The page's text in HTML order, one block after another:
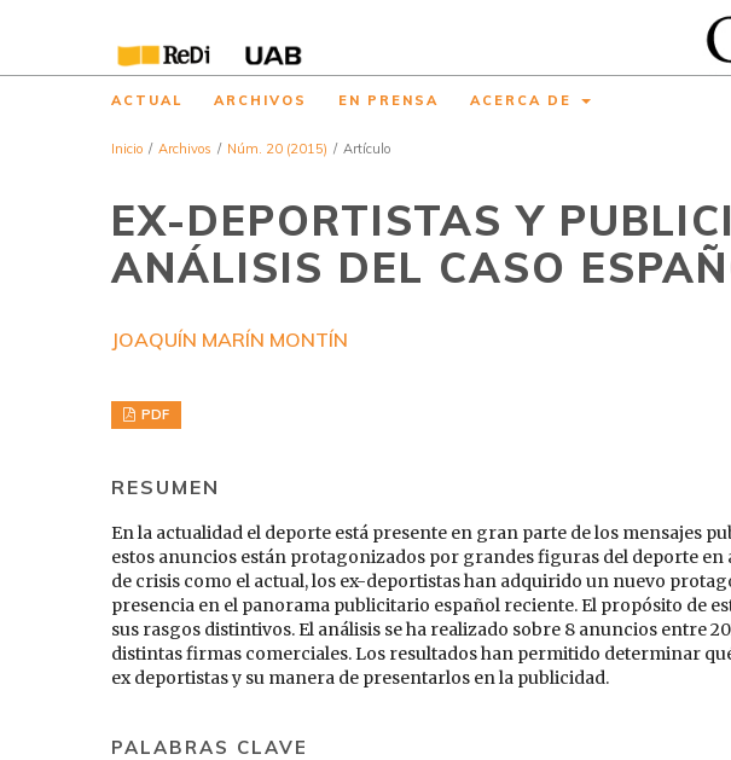
ACTUAL ARCHIVOS EN PRENSA ACERCA DE
Inicio / Archivos / Núm. 20 (2015) / Artículo
EX-DEPORTISTAS Y
ANÁLISIS DEL CASO
JOAQUÍN MARÍN MONTÍN
PDF
RESUMEN
En la actualidad el deporte está presente en gran parte de los mensajes
estos anuncios están protagonizados por grandes figuras del deporte en
de crisis como el actual, los ex-deportistas han adquirido un nuevo
presencia en el panorama publicitario español reciente. El propósito de
sus rasgos distintivos. El análisis se ha realizado sobre 8 anuncios entre
distintas firmas comerciales. Los resultados han permitido determinar
ex deportistas y su manera de presentarlos en la publicidad.
PALABRAS CLAVE